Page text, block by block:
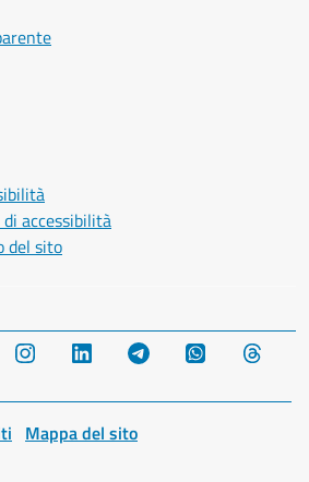
accessibilità
del sito
Instagram LinkedIn Telegram WhatsApp
Mappa del sito